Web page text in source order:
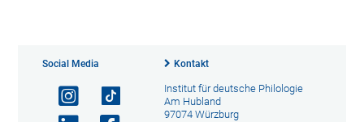
Social Media Kontakt
Institut für deutsche Philologie
Am Hubland
97074 Würzburg